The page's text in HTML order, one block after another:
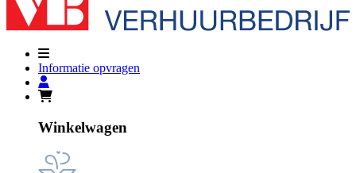
Informatie opvragen
Winkelwagen